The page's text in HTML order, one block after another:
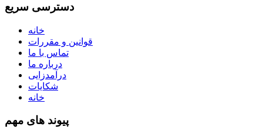
دسترسی سریع
خانه
قوانین و مقررات
تماس با ما
درباره ما
درآمدزایی
شکایات
خانه
پیوند های مهم